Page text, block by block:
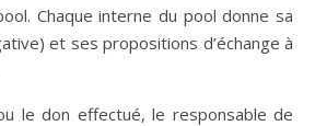
Chaque interne du pool donne sa
et ses propositions d’échange à
le don effectué, le responsable de